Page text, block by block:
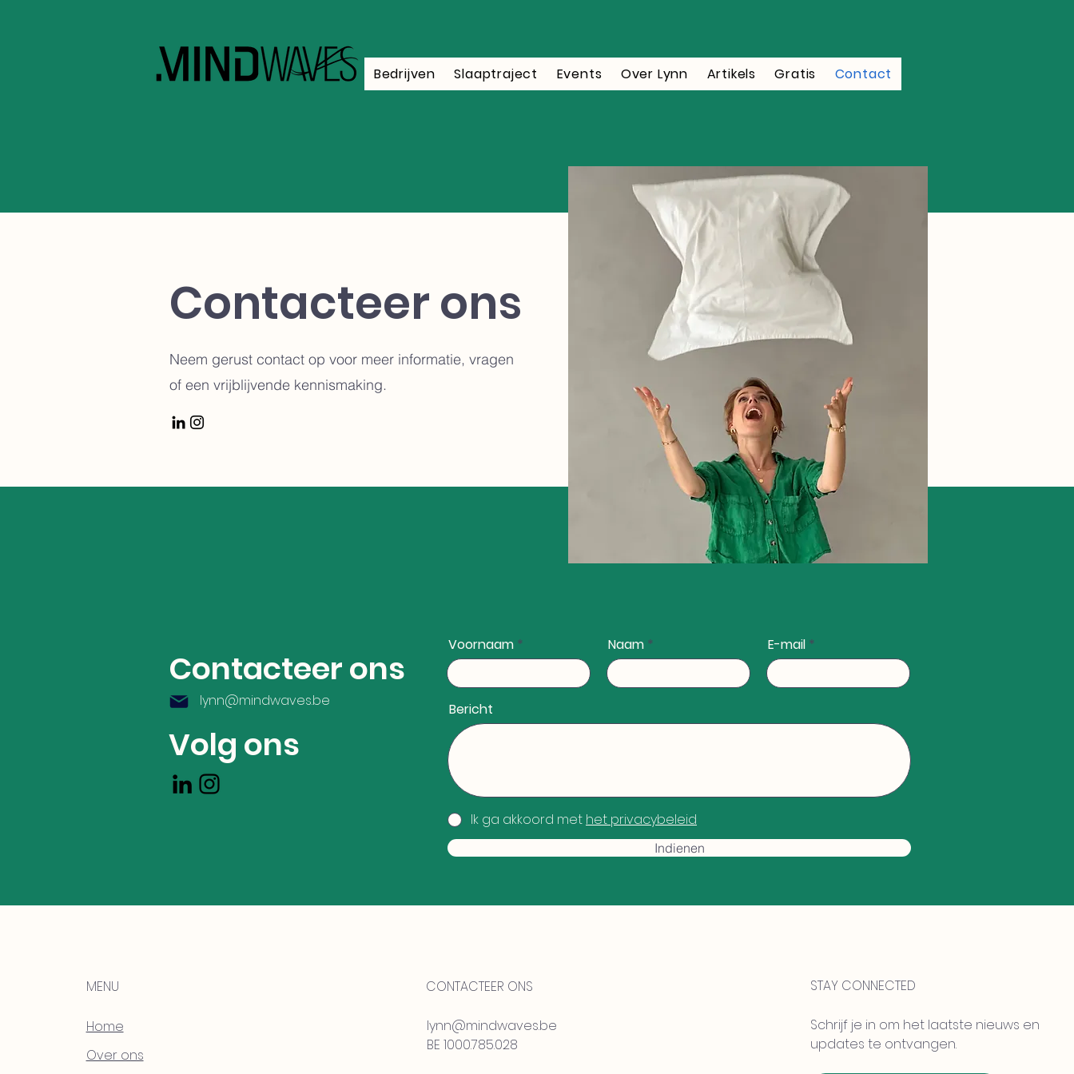
Bedrijven Slaaptraject Events Over Lynn Artikels Gratis Contact
Contacteer ons
Neem gerust contact op voor meer informatie, vragen
of een vrijblijvende kennismaking.
Contacteer ons
lynn@mindwaves.be
Volg ons
Voornaam Naam E-mail
Bericht
Ik ga akkoord met het privacybeleid
Indienen
MENU
Home
Over ons
CONTACTEER ONS
lynn@mindwaves.be
BE 1000.785.028
STAY CONNECTED
Schrijf je in om het laatste nieuws en
updates te ontvangen.